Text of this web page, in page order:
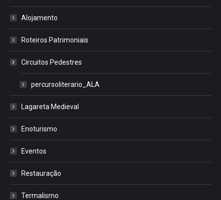
Alojamento
Roteiros Patrimoniais
Circuitos Pedestres
percursoliterario_ALA
Lagareta Medieval
Enoturismo
Eventos
Restauração
Termalismo